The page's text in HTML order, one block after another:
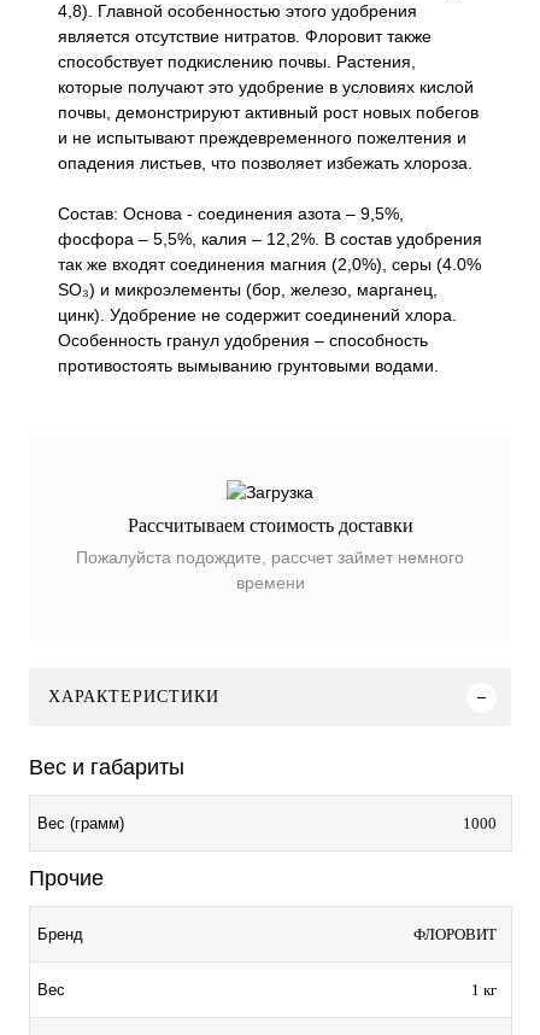
4,8). Главной особенностью этого удобрения
является отсутствие нитратов. Флоровит также
способствует подкислению почвы. Растения,
которые получают это удобрение в условиях кислой
почвы, демонстрируют активный рост новых побегов
и не испытывают преждевременного пожелтения и
опадения листьев, что позволяет избежать хлороза.
Состав: Основа - соединения азота – 9,5%,
фосфора – 5,5%, калия – 12,2%. В состав удобрения
так же входят соединения магния (2,0%), серы (4.0%
SO₃) и микроэлементы (бор, железо, марганец,
цинк). Удобрение не содержит соединений хлора.
Особенность гранул удобрения – способность
противостоять вымыванию грунтовыми водами.
Рассчитываем стоимость доставки
Пожалуйста подождите, рассчет займет немного
времени
ХАРАКТЕРИСТИКИ
Вес и габариты
Вес (грамм) 1000
Прочие
Бренд ФЛОРОВИТ
Вес 1 кг